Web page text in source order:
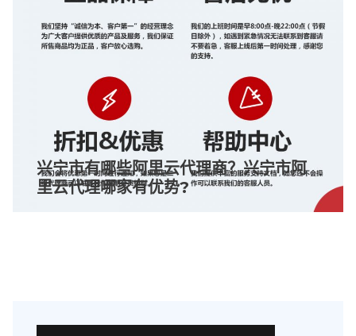
兴宁市有哪些阿里云代理商？兴宁市阿
里云代理哪家有优势?